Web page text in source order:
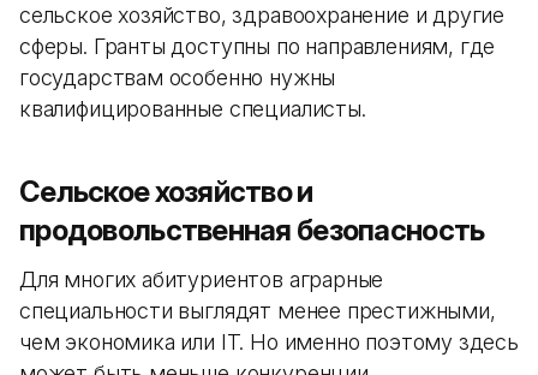
сельское хозяйство, здравоохранение и другие
сферы. Гранты доступны по направлениям, где
государствам особенно нужны
квалифицированные специалисты.
Сельское хозяйство и
продовольственная безопасность
Для многих абитуриентов аграрные
специальности выглядят менее престижными,
чем экономика или IT. Но именно поэтому здесь